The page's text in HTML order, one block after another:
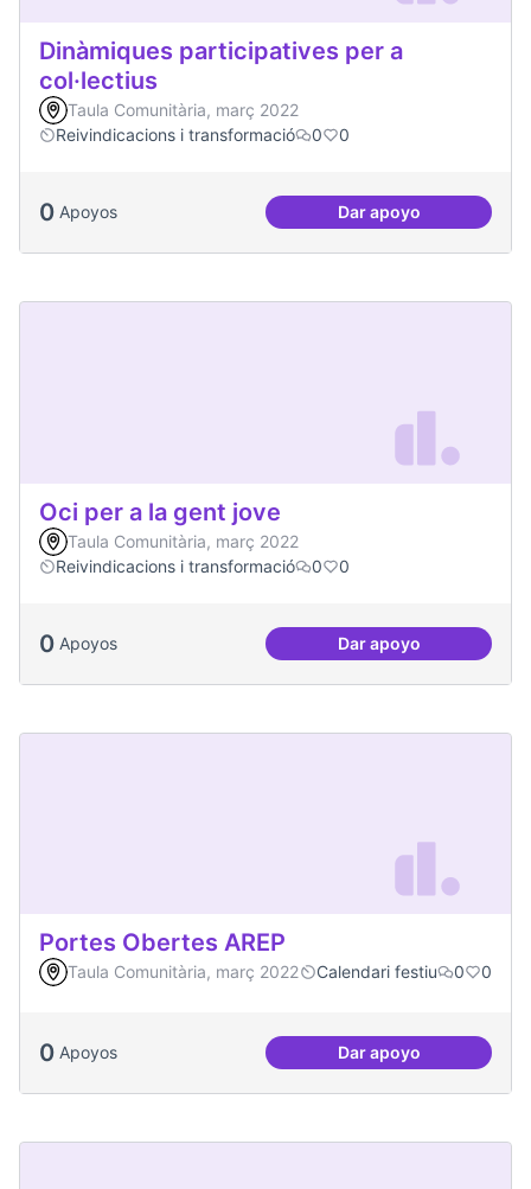
Dinàmiques participatives per a
col·lectius
Taula Comunitària, març 2022
Reivindicacions i transformació
0 0
0 Apoyos Dar apoyoDinàmiques
Oci per a la gent jove
Taula Comunitària, març 2022
Reivindicacions i transformació
0 0
0 Apoyos Dar apoyoOci per a la gent
Portes Obertes AREP
Taula Comunitària, març 2022 Calendari festiu 0 0
0 Apoyos Dar apoyoPortes Obertes